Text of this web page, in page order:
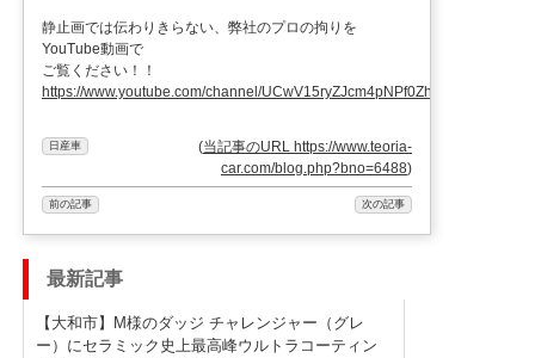
静止画では伝わりきらない、弊社のプロの拘りを
YouTube動画で
ご覧ください！！
https://www.youtube.com/channel/UCwV15ryZJcm4pNPf0ZhXu9g
日産車 (当記事のURL https://www.teoria-
car.com/blog.php?bno=6488)
前の記事 次の記事
最新記事
【大和市】M様のダッジ チャレンジャー（グレ
ー）にセラミック史上最高峰ウルトラコーティン